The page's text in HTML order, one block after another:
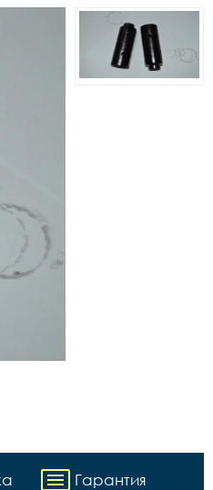
Гарантия